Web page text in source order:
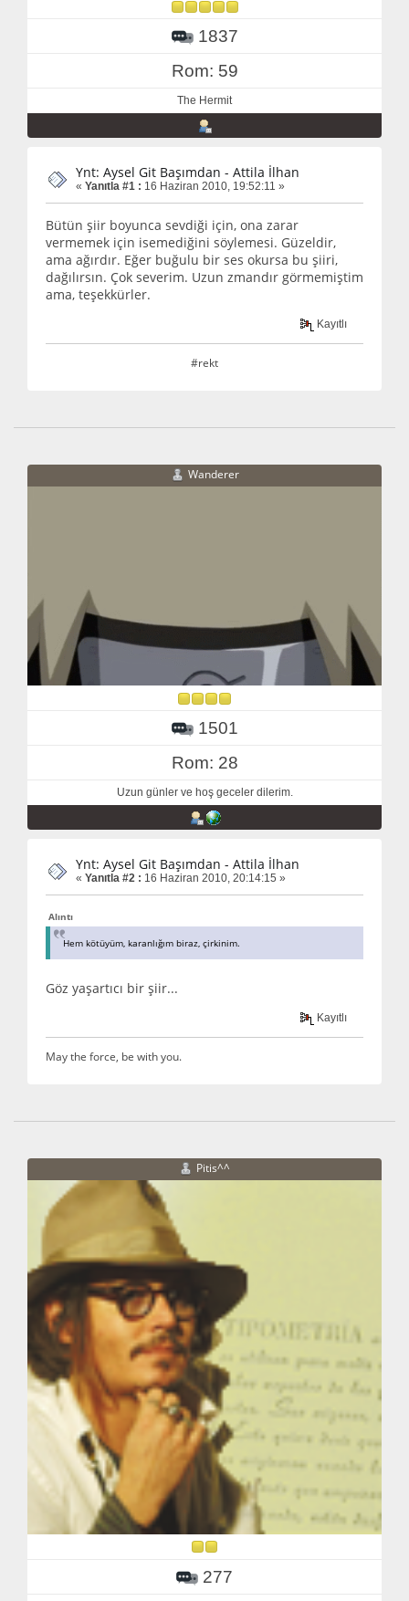
1837
Rom: 59
The Hermit
Ynt: Aysel Git Başımdan - Attila İlhan
« Yanıtla #1 : 16 Haziran 2010, 19:52:11 »
Bütün şiir boyunca sevdiği için, ona zarar
vermemek için isemediğini söylemesi. Güzeldir,
ama ağırdır. Eğer buğulu bir ses okursa bu şiiri,
dağılırsın. Çok severim. Uzun zmandır görmemiştim
ama, teşekkürler.
Kayıtlı
#rekt
Wanderer
1501
Rom: 28
Uzun günler ve hoş geceler dilerim.
Ynt: Aysel Git Başımdan - Attila İlhan
« Yanıtla #2 : 16 Haziran 2010, 20:14:15 »
Alıntı
Hem kötüyüm, karanlığım biraz, çirkinim.
Göz yaşartıcı bir şiir...
Kayıtlı
May the force, be with you.
Pitis^^
277